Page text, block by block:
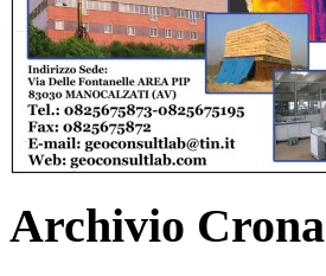
Archivio